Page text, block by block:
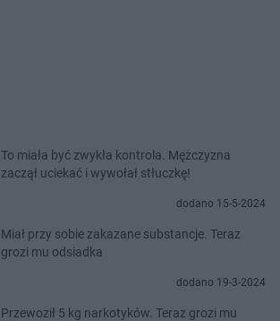
To miała być zwykła kontrola. Mężczyzna
zaczął uciekać i wywołał stłuczkę!
dodano 15-5-2024
Miał przy sobie zakazane substancje. Teraz
grozi mu odsiadka
dodano 19-3-2024
Przewoził 5 kg narkotyków. Teraz grozi mu